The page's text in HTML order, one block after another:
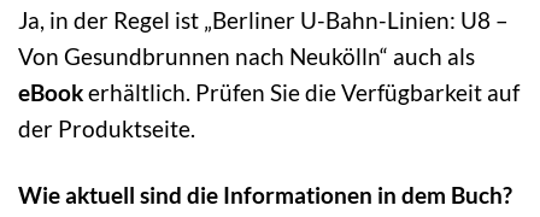
Ja, in der Regel ist „Berliner U-Bahn-Linien: U8 –
Von Gesundbrunnen nach Neukölln“ auch als
eBookerhältlich. Prüfen Sie die Verfügbarkeit auf
der Produktseite.
Wie aktuell sind die Informationen in dem Buch?